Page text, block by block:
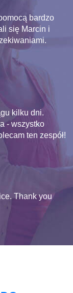
bardzo
się Marcin i
kilku dni.
- wszystko
ten zespół!
Thank you